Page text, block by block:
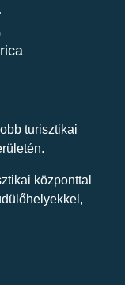
turisztikai
központtal